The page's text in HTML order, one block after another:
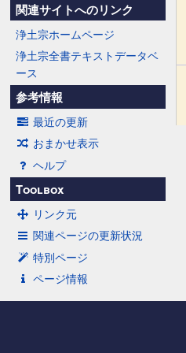
関連サイトへのリンク
浄土宗ホームページ
浄土宗全書テキストデータベ
ース
参考情報
最近の更新
おまかせ表示
ヘルプ
Toolbox
リンク元
関連ページの更新状況
特別ページ
ページ情報